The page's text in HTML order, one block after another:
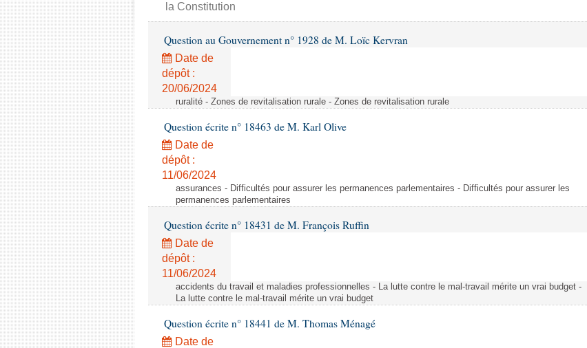
la Constitution
Question au Gouvernement n° 1928 de M. Loïc Kervran
Date de
dépôt :
20/06/2024
ruralité - Zones de revitalisation rurale - Zones de revitalisation rurale
Question écrite n° 18463 de M. Karl Olive
Date de
dépôt :
11/06/2024
assurances - Difficultés pour assurer les permanences parlementaires - Difficultés pour assurer les
permanences parlementaires
Question écrite n° 18431 de M. François Ruffin
Date de
dépôt :
11/06/2024
accidents du travail et maladies professionnelles - La lutte contre le mal-travail mérite un vrai budget -
La lutte contre le mal-travail mérite un vrai budget
Question écrite n° 18441 de M. Thomas Ménagé
Date de